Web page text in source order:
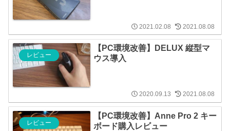
2021.02.08 2021.08.08
レビュー
【PC環境改善】DELUX 縦型マ
ウス導入
2020.09.13 2021.08.08
レビュー
【PC環境改善】Anne Pro 2 キー
ボード購入レビュー